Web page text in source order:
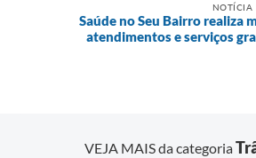
NOTÍCIA
Saúde no Seu Bairro realiza
atendimentos e serviços
VEJA MAIS da categoria